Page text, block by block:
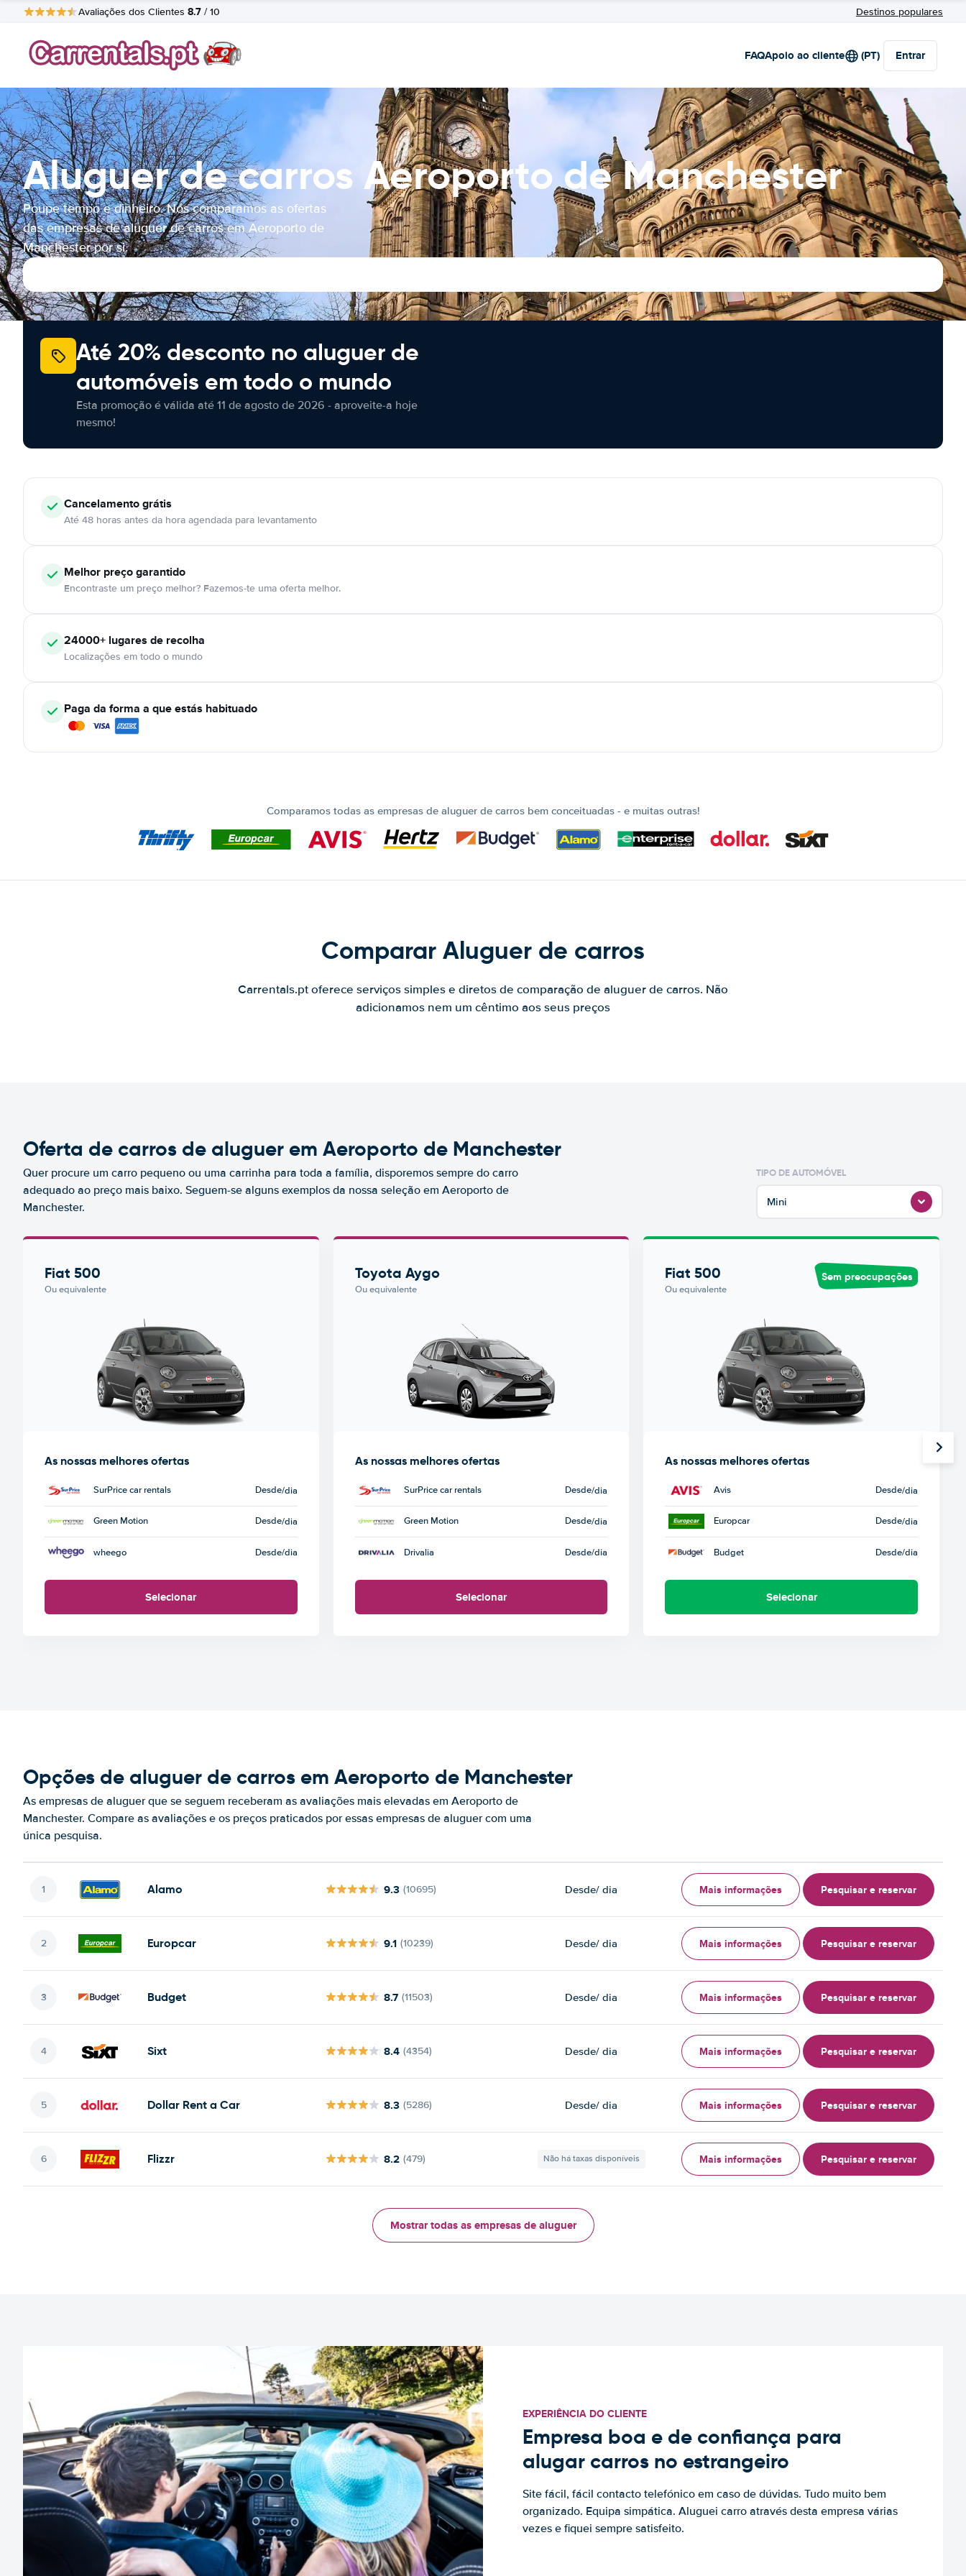
Avaliações dos Clientes 8.7 / 10 Destinos populares
FAQApoio ao cliente (PT) Entrar
Aluguer de carros Aeroporto de Manchester
Poupe tempo e dinheiro. Nós comparamos as ofertas
das empresas de aluguer de carros em Aeroporto de
Manchester por si.
Até 20% desconto no aluguer de
automóveis em todo o mundo
Esta promoção é válida até 11 de agosto de 2026 - aproveite-a hoje
mesmo!
Cancelamentográtis
Até 48 horas antes da hora agendada para levantamento
Melhor preço garantido
Encontraste um preço melhor? Fazemos-te uma oferta melhor.
24000+ lugares de recolha
Localizações em todo o mundo
Paga da forma a que estás habituado
Comparamos todas as empresas de aluguer de carros bem conceituadas - e muitas outras!
Comparar Aluguer de carros
Carrentals.pt oferece serviços simples e diretos de comparação de aluguer de carros. Não
adicionamos nem um cêntimo aos seus preços
Oferta de carros de aluguer em Aeroporto de Manchester
Quer procure um carro pequeno ou uma carrinha para toda a família, disporemos sempre do carro
adequado ao preço mais baixo. Seguem-se alguns exemplos da nossa seleção em Aeroporto de
Manchester.
TIPO DE AUTOMÓVEL
Mini
Fiat 500
Ou equivalente
As nossas melhores ofertas
SurPrice car rentals Desde/dia
Green Motion Desde/dia
wheego Desde/dia
Selecionar
Toyota Aygo
Ou equivalente
As nossas melhores ofertas
SurPrice car rentals Desde/dia
Green Motion Desde/dia
Drivalia Desde/dia
Selecionar
Fiat 500
Ou equivalente
Sem preocupações
As nossas melhores ofertas
Avis Desde/dia
Europcar Desde/dia
Budget Desde/dia
Selecionar
Opções de aluguer de carros em Aeroporto de Manchester
As empresas de aluguer que se seguem receberam as avaliações mais elevadas em Aeroporto de
Manchester. Compare as avaliações e os preços praticados por essas empresas de aluguer com uma
única pesquisa.
Alamo 9.3 (10695) Desde/ dia Mais informações Pesquisar e reservar
Europcar 9.1 (10239) Desde/ dia Mais informações Pesquisar e reservar
Budget 8.7 (11503) Desde/ dia Mais informações Pesquisar e reservar
Sixt 8.4 (4354) Desde/ dia Mais informações Pesquisar e reservar
Dollar Rent a Car 8.3 (5286) Desde/ dia Mais informações Pesquisar e reservar
Flizzr 8.2 (479) Não há taxas disponíveis Mais informações Pesquisar e reservar
Mostrar todas as empresas de aluguer
EXPERIÊNCIA DO CLIENTE
Empresa boa e de confiança para
alugar carros no estrangeiro
Site fácil, fácil contacto telefónico em caso de dúvidas. Tudo muito bem
organizado. Equipa simpática. Aluguei carro através desta empresa várias
vezes e fiquei sempre satisfeito.